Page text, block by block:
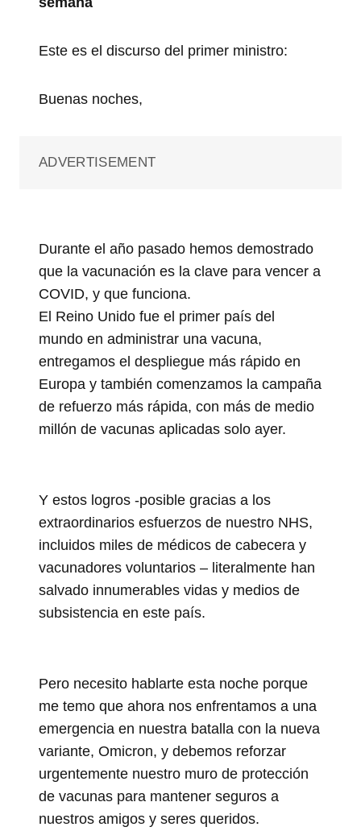
Este es el discurso del primer ministro:
Buenas noches,
ADVERTISEMENT
Durante el año pasado hemos demostrado
que la vacunación es la clave para vencer a
COVID, y que funciona.
El Reino Unido fue el primer país del
mundo en administrar una vacuna,
entregamos el despliegue más rápido en
Europa y también comenzamos la campaña
de refuerzo más rápida, con más de medio
millón de vacunas aplicadas solo ayer.
Y estos logros -posible gracias a los
extraordinarios esfuerzos de nuestro NHS,
incluidos miles de médicos de cabecera y
vacunadores voluntarios – literalmente han
salvado innumerables vidas y medios de
subsistencia en este país.
Pero necesito hablarte esta noche porque
me temo que ahora nos enfrentamos a una
emergencia en nuestra batalla con la nueva
variante, Omicron, y debemos reforzar
urgentemente nuestro muro de protección
de vacunas para mantener seguros a
nuestros amigos y seres queridos.